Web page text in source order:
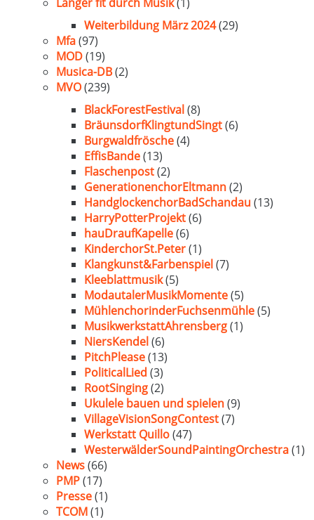
Weiterbildung März 2024(29)
Mfa(97)
MOD(19)
Musica-DB(2)
MVO(239)
BlackForestFestival(8)
BräunsdorfKlingtundSingt(6)
Burgwaldfrösche(4)
EffisBande(13)
Flaschenpost(2)
GenerationenchorEltmann(2)
HandglockenchorBadSchandau(13)
HarryPotterProjekt(6)
hauDraufKapelle(6)
KinderchorSt.Peter(1)
Klangkunst&Farbenspiel(7)
Kleeblattmusik(5)
ModautalerMusikMomente(5)
MühlenchorinderFuchsenmühle(5)
MusikwerkstattAhrensberg(1)
NiersKendel(6)
PitchPlease(13)
PoliticalLied (3)
RootSinging(2)
Ukulele bauen und spielen(9)
VillageVisionSongContest(7)
Werkstatt Quillo(47)
WesterwälderSoundPaintingOrchestra(1)
News(66)
PMP(17)
Presse(1)
TCOM(1)